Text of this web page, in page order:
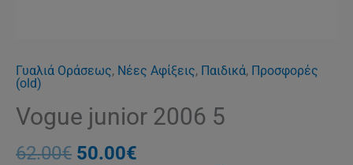
Γυαλιά Οράσεως, Νέες Αφίξεις, Παιδικά, Προσφορές
(old)
Vogue junior 2006 5
62.00€ 50.00€